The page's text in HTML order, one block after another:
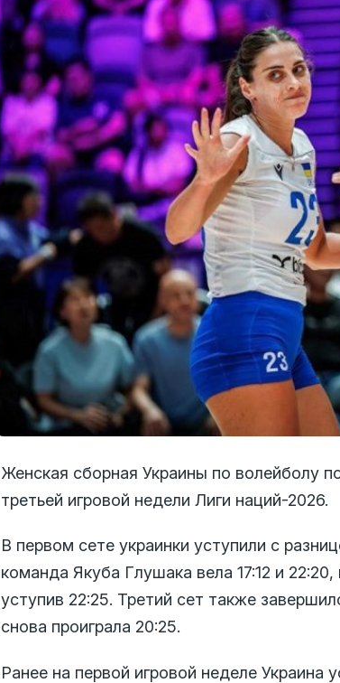
Женская сборная Украины по волейболу
третьей игровой недели Лиги наций-2026.
В первом сете украинки уступили с
команда Якуба Глушака вела 17:12 и
уступив 22:25. Третий сет также
снова проиграла 20:25.
Ранее на первой игровой неделе